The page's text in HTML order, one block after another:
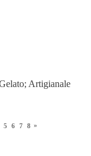
Artigianale
5 6 7 8 »